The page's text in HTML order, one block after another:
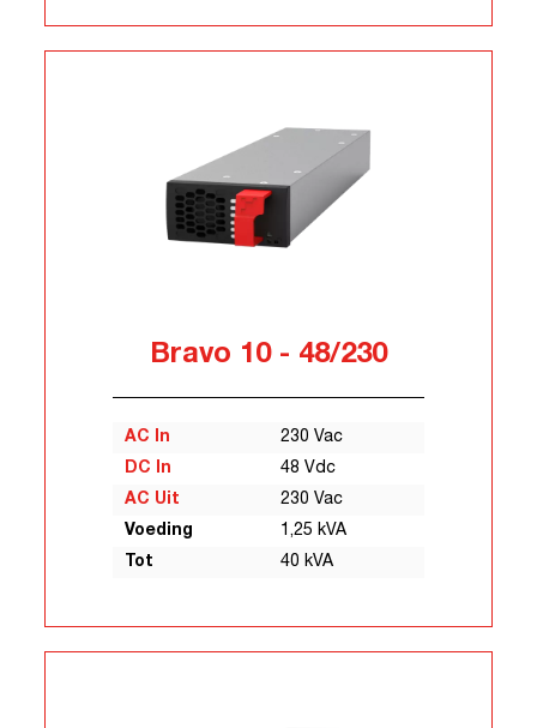
Bravo 10 - 48/230
AC In
230 Vac
DC In
48 Vdc
AC Uit
230 Vac
Voeding
1,25 kVA
Tot
40 kVA